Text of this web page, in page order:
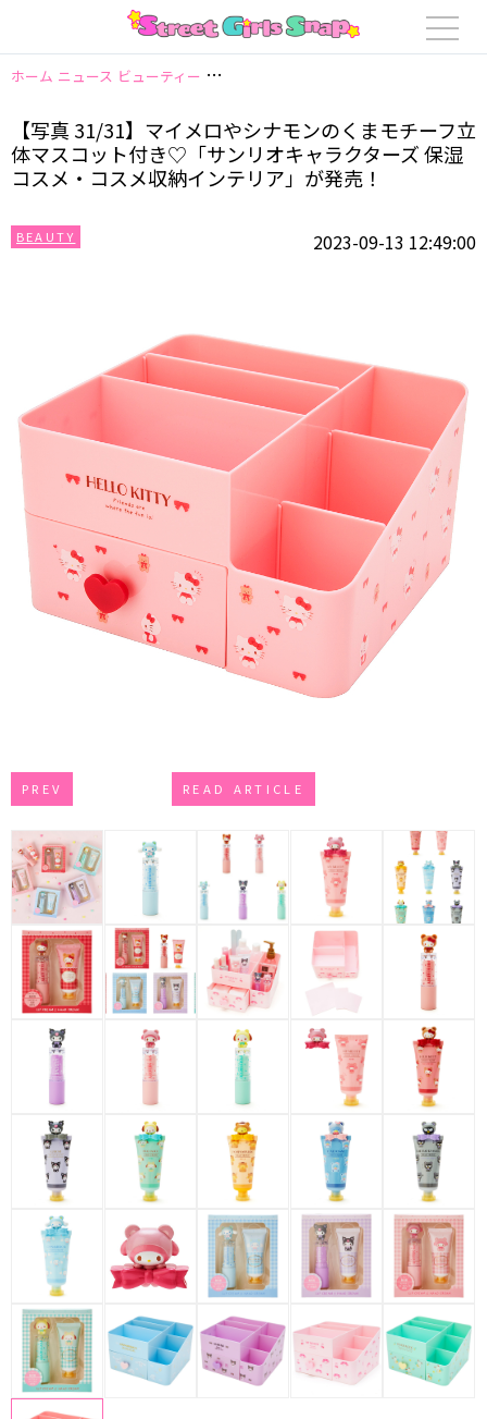
ホーム ニュース ビューティー 【写真 31/31】マイメロやシナモンのくま
【写真 31/31】マイメロやシナモンのくまモチーフ立
体マスコット付き♡「サンリオキャラクターズ 保湿
コスメ・コスメ収納インテリア」が発売！
BEAUTY 2023-09-13 12:49:00
PREV READ ARTICLE